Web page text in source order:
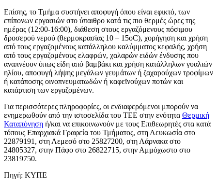
Επίσης, το Τμήμα συστήνει αποφυγή όπου είναι εφικτό, των
επίπονων εργασιών στο ύπαιθρο κατά τις πιο θερμές ώρες της
ημέρας (12:00-16:00), διάθεση στους εργαζόμενους πόσιμου
δροσερού νερού (θερμοκρασίας 10 – 15οC), χορήγηση και χρήση
από τους εργαζομένους κατάλληλου καλύμματος κεφαλής, χρήση
από τους εργαζομένους ελαφρών, χαλαρών ειδών ένδυσης που
αναπνέουν όπως είδη από βαμβάκι και χρήση κατάλληλων γυαλιών
ηλίου, αποφυγή λήψης μεγάλων γευμάτων ή ζαχαρούχων τροφίμων
ή κατάποσης οινοπνευματωδών ή καφεϊνούχων ποτών και
κατάρτιση των εργαζομένων.
Για περισσότερες πληροφορίες, οι ενδιαφερόμενοι μπορούν να
ενημερωθούν από την ιστοσελίδα του ΤΕΕ στην ενότητα Θερμική
Καταπόνηση ή/και να επικοινωνούν με τους Επιθεωρητές στα κατά
τόπους Επαρχιακά Γραφεία του Τμήματος, στη Λευκωσία στο
22879191, στη Λεμεσό στο 25827200, στη Λάρνακα στο
24805327, στην Πάφο στο 26822715, στην Αμμόχωστο στο
23819750.
Πηγή: ΚΥΠΕ